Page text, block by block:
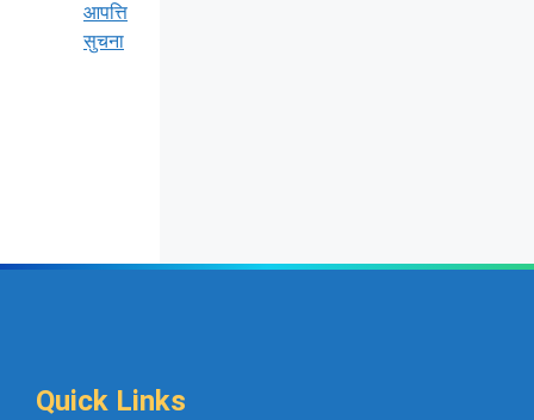
आपत्ति
सुचना
Quick Links